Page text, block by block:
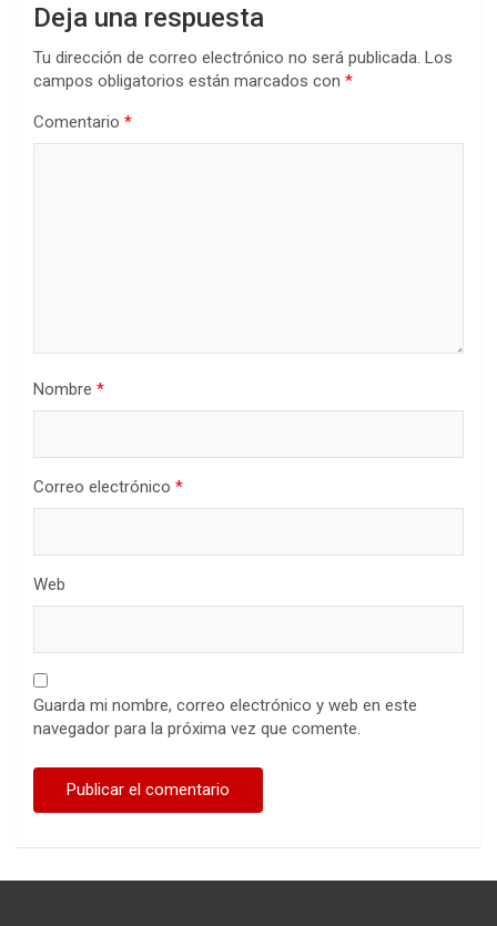
Deja una respuesta
Tu dirección de correo electrónico no será publicada. Los
campos obligatorios están marcados con *
Comentario *
Nombre *
Correo electrónico *
Web
Guarda mi nombre, correo electrónico y web en este
navegador para la próxima vez que comente.